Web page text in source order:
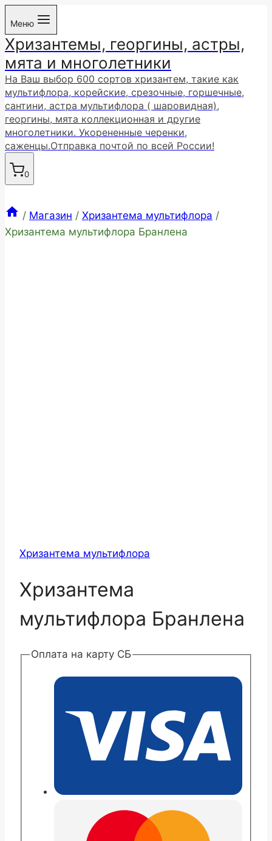
Перейти
содержимому
Меню
Хризантемы, георгины, астры,
мята и многолетники
На Ваш выбор 600 сортов хризантем, такие как
мультифлора, корейские, срезочные, горшечные,
сантини, астра мультифлора ( шаровидная),
георгины, мята коллекционная и другие
многолетники. Укорененные черенки,
саженцы.Отправка почтой по всей России!
0
/ Магазин / Хризантема мультифлора /
Хризантема мультифлора Бранлена
Хризантема мультифлора
Хризантема
мультифлора Бранлена
Оплата на карту СБ